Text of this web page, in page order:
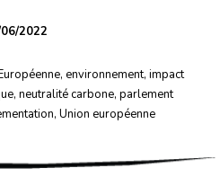
2022
, environnement, impact
, neutralité carbone, parlement
, Union européenne